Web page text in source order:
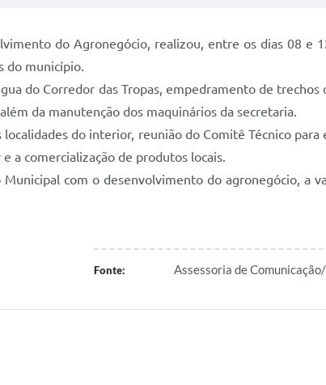
do Agronegócio, realizou, entre os dias 08 e
do município.
do Corredor das Tropas, empedramento de
da manutenção dos maquinários da secretaria.
do interior, reunião do Comitê Técnico para
a comercialização de produtos locais.
com o desenvolvimento do agronegócio, a
Fonte: Assessoria de